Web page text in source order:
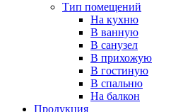
Тип помещений
На кухню
В ванную
В санузел
В прихожую
В гостиную
В спальню
На балкон
Продукция